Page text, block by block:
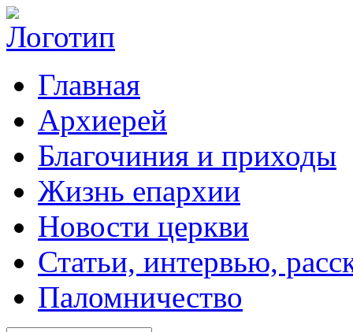
Главная
Архиерей
Благочиния и приходы
Жизнь епархии
Новости церкви
Статьи, интервью,
Паломничество